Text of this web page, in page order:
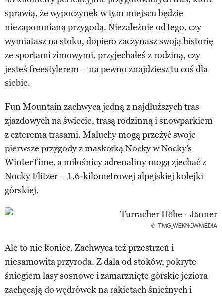
sprawią, że wypoczynek w tym miejscu będzie
niezapomnianą przygodą. Niezależnie od tego, czy
wymiatasz na stoku, dopiero zaczynasz swoją historię
ze sportami zimowymi, przyjechałeś z rodziną, czy
jesteś freestylerem – na pewno znajdziesz tu coś dla
siebie.
Fun Mountain zachwyca jedną z najdłuższych tras
zjazdowych na świecie, trasą rodzinną i snowparkiem
z czterema trasami. Maluchy mogą przeżyć swoje
pierwsze przygody z maskotką Nocky w Nocky’s
WinterTime, a miłośnicy adrenaliny mogą zjechać z
Nocky Flitzer – 1,6-kilometrowej alpejskiej kolejki
górskiej.
© TMG_WEKNOWMEDIA
Ale to nie koniec. Zachwyca też przestrzeń i
niesamowita przyroda. Z dala od stoków, pokryte
śniegiem lasy sosnowe i zamarznięte górskie jeziora
zachęcają do wędrówek na rakietach śnieżnych i